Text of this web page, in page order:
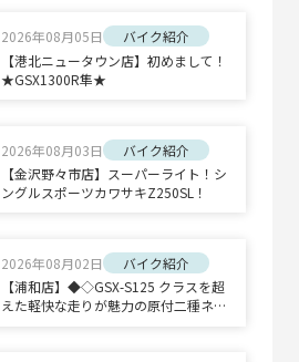
2026年08月05日
バイク紹介
【港北ニュータウン店】初めまして！
★GSX1300R隼★
2026年08月03日
バイク紹介
【金沢野々市店】スーパーライト！シ
ングルスポーツカワサキZ250SL！
2026年08月02日
バイク紹介
【浦和店】◆◇GSX-S125 クラスを超
えた軽快な走りが魅力の原付二種ネイ